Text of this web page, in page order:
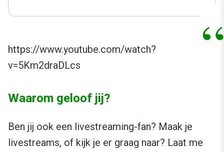
https://www.youtube.com/watch?
v=5Km2draDLcs
Waarom geloof jij?
Ben jij ook een livestreaming-fan? Maak je
livestreams, of kijk je er graag naar? Laat me